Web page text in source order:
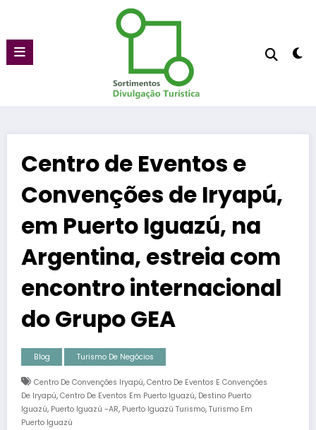
conteúdo
Centro de Eventos e
Convenções de Iryapú,
em Puerto Iguazú, na
Argentina, estreia com
encontro internacional
do Grupo GEA
Blog Turismo De Negócios
Centro De Convenções Iryapú, Centro De Eventos E Convenções
De Iryapú, Centro De Eventos Em Puerto Iguazú, Destino Puerto
Iguazú, Puerto Iguazú -AR, Puerto Iguazú Turismo, Turismo Em
Puerto Iguazú